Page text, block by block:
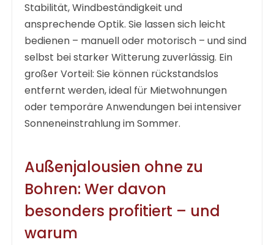
Stabilität, Windbeständigkeit und
ansprechende Optik. Sie lassen sich leicht
bedienen – manuell oder motorisch – und sind
selbst bei starker Witterung zuverlässig. Ein
großer Vorteil: Sie können rückstandslos
entfernt werden, ideal für Mietwohnungen
oder temporäre Anwendungen bei intensiver
Sonneneinstrahlung im Sommer.
Außenjalousien ohne zu
Bohren: Wer davon
besonders profitiert – und
warum